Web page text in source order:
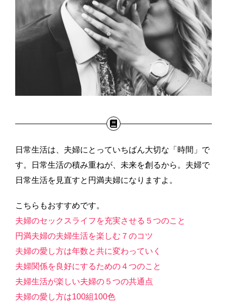
日常生活は、夫婦にとっていちばん大切な「時間」で
す。日常生活の積み重ねが、未来を創るから。夫婦で
日常生活を見直すと円満夫婦になりますよ。
こちらもおすすめです。
夫婦のセックスライフを充実させる５つのこと
円満夫婦の夫婦生活を楽しむ７のコツ
夫婦の愛し方は年数と共に変わっていく
夫婦関係を良好にするための４つのこと
夫婦生活が楽しい夫婦の５つの共通点
夫婦の愛し方は100組100色